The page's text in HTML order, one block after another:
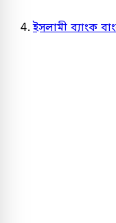
ইসলামী ব্যাংক